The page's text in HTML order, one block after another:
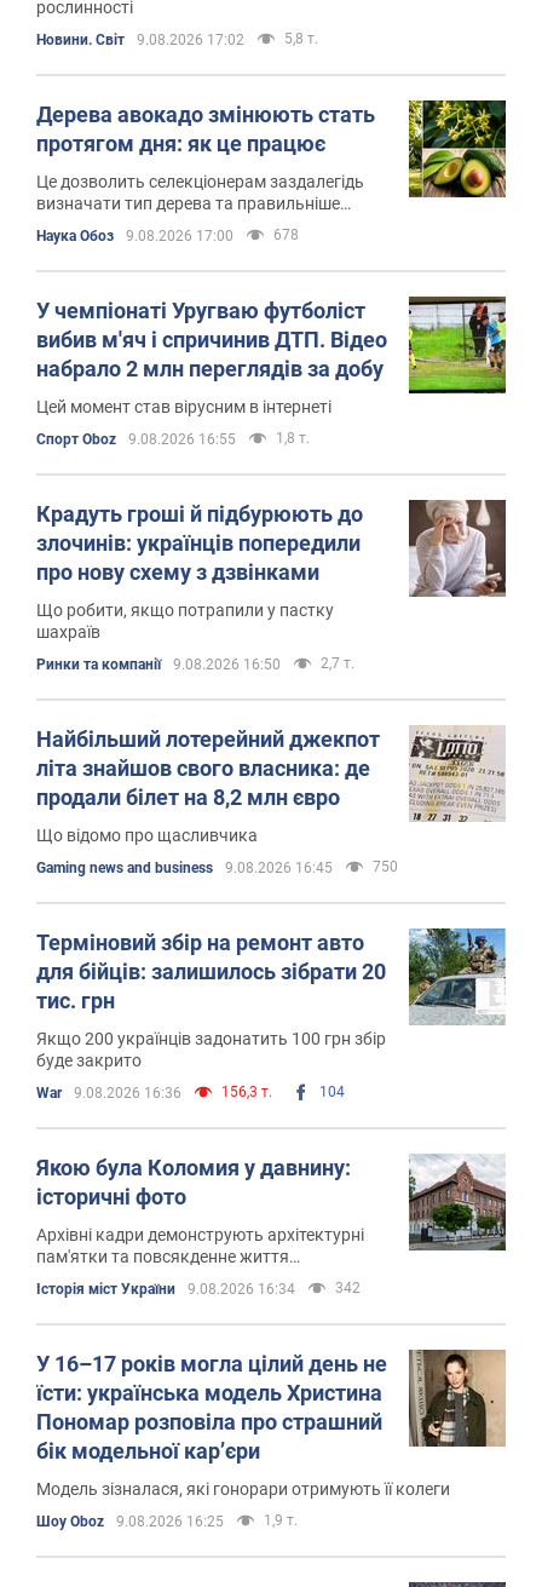
рослинності
Новини. Світ 9.08.2026 17:02 5,8 т.
Дерева авокадо змінюють стать
протягом дня: як це працює
Це дозволить селекціонерам заздалегідь
визначати тип дерева та правильніше
Наука Обоз 9.08.2026 17:00 678
У чемпіонаті Уругваю футболіст
вибив м'яч і спричинив ДТП. Відео
набрало 2 млн переглядів за добу
Цей момент став вірусним в інтернеті
Спорт Oboz 9.08.2026 16:55 1,8 т.
Крадуть гроші й підбурюють до
злочинів: українців попередили
про нову схему з дзвінками
Що робити, якщо потрапили у пастку
шахраїв
Ринки та компанії 9.08.2026 16:50 2,7 т.
Найбільший лотерейний джекпот
літа знайшов свого власника: де
продали білет на 8,2 млн євро
Що відомо про щасливчика
Gaming news and business 9.08.2026 16:45 750
Терміновий збір на ремонт авто
для бійців: залишилось зібрати 20
тис. грн
Якщо 200 українців задонатить 100 грн збір
буде закрито
War 9.08.2026 16:36 156,3 т. 104
Якою була Коломия у давнину:
історичні фото
Архівні кадри демонструють архітектурні
пам'ятки та повсякденне життя
старовинного галицького міста
Історія міст України 9.08.2026 16:34 342
У 16–17 років могла цілий день не
їсти: українська модель Христина
Пономар розповіла про страшний
бік модельної кар’єри
Модель зізналася, які гонорари отримують її колеги
Шоу Oboz 9.08.2026 16:25 1,9 т.